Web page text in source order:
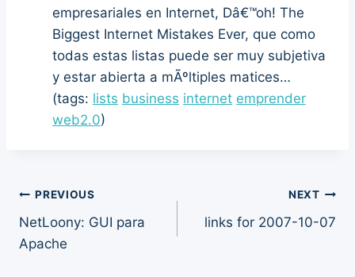
empresariales en Internet, Dâ€™oh! The
Biggest Internet Mistakes Ever, que como
todas estas listas puede ser muy subjetiva
y estar abierta a mÃºltiples matices…
(tags: lists business internet emprender
web2.0)
Post
navigation
PREVIOUS
NetLoony: GUI para
Apache
NEXT
links for 2007-10-07